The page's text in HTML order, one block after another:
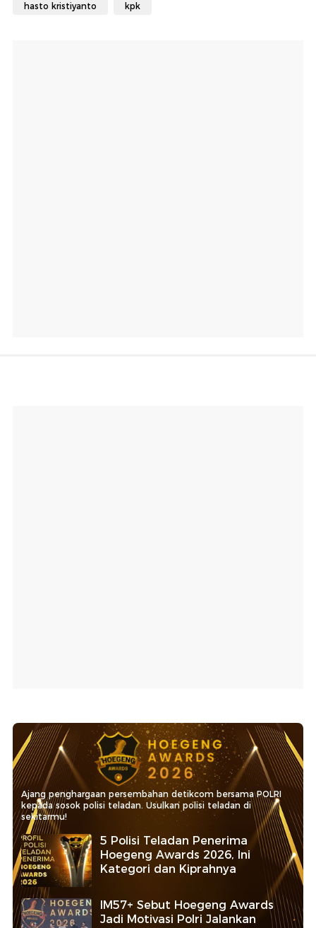
hasto kristiyanto kpk
Ajang penghargaan persembahan detikcom bersama POLRI
kepada sosok polisi teladan. Usulkan polisi teladan di
sekitarmu!
5 Polisi Teladan Penerima
Hoegeng Awards 2026, Ini
Kategori dan Kiprahnya
IM57+ Sebut Hoegeng Awards
Jadi Motivasi Polri Jalankan